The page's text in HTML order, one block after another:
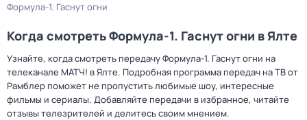
Формула-1. Гаснут огни
Когда смотреть Формула-1. Гаснут огни в Ялте
Узнайте, когда смотреть передачу Формула-1. Гаснут огни на
телеканале МАТЧ! в Ялте. Подробная программа передач на ТВ от
Рамблер поможет не пропустить любимые шоу, интересные
фильмы и сериалы. Добавляйте передачи в избранное, читайте
отзывы телезрителей и делитесь своим мнением.